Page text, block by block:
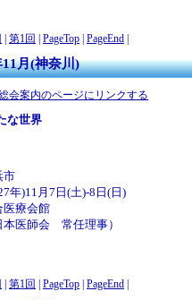
第1回 PageTop PageEnd
月(神奈川)
会案内のページにリンクする
な世界
市
年)11月7日(土)-8日(日)
医療会館
医師会 常任理事）
第1回 PageTop PageEnd